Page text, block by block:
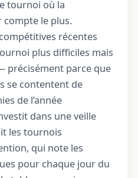
tournoi où la
le plus.
récentes
plus difficiles mais
précisément parce que
se contentent de
de l’année
dans une veille
les tournois
qui note les
pour chaque jour du